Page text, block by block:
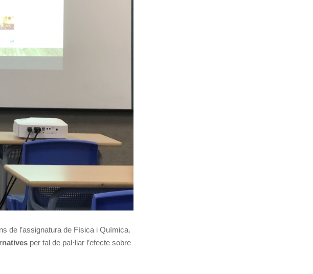
de l’assignatura de Física i Química.
per tal de pal·liar l’efecte sobre